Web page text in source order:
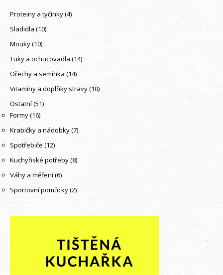
Proteiny a tyčinky(4)
Sladidla (10)
Mouky(10)
Tuky a ochucovadla (14)
Ořechy a semínka (14)
Vitamíny a doplňky stravy(10)
Ostatní(51)
Formy(16)
Krabičky a nádobky(7)
Spotřebiče (12)
Kuchyňské potřeby(8)
Váhy a měření(6)
Sportovní pomůcky(2)